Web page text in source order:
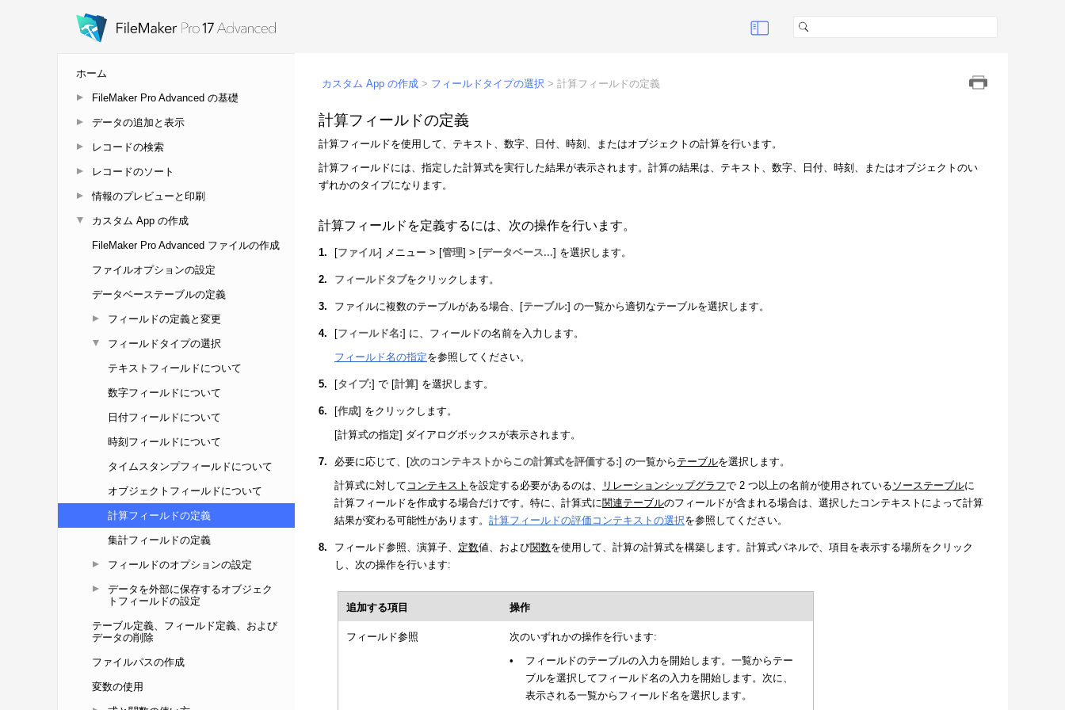
ホーム
FileMaker Pro Advanced の基礎
データの追加と表示
レコードの検索
レコードのソート
情報のプレビューと印刷
カスタム App の作成
FileMaker Pro Advanced ファイルの作成
ファイルオプションの設定
データベーステーブルの定義
フィールドの定義と変更
フィールドタイプの選択
テキストフィールドについて
数字フィールドについて
日付フィールドについて
時刻フィールドについて
タイムスタンプフィールドについて
オブジェクトフィールドについて
計算フィールドの定義
集計フィールドの定義
フィールドのオプションの設定
データを外部に保存するオブジェク
トフィールドの設定
テーブル定義、フィールド定義、および
データの削除
ファイルパスの作成
変数の使用